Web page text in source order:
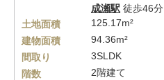
成瀬駅 徒歩46分
土地面積
125.17m²
建物面積
94.36m²
間取り
3SLDK
階数
2階建て